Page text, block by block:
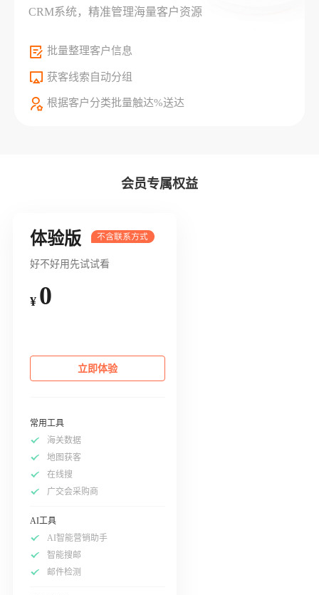
CRM系统，精准管理海量客户资源
批量整理客户信息
获客线索自动分组
根据客户分类批量触达%送达
会员专属权益
体验版
好不好用先试试看
¥ 0
立即体验
常用工具
海关数据
地图获客
在线搜
广交会采购商
AI工具
AI智能营销助手
智能搜邮
邮件检测